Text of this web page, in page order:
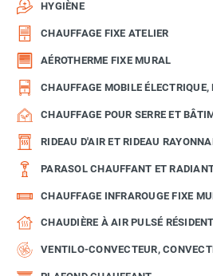
HYGIÈNE
CHAUFFAGE FIXE ATELIER
AÉROTHERME FIXE MURAL
CHAUFFAGE MOBILE
CHAUFFAGE POUR SERRE ET
RIDEAU D'AIR ET RIDEAU
PARASOL CHAUFFANT ET
CHAUFFAGE INFRAROUGE FIXE
CHAUDIÈRE À AIR PULSÉ
VENTILO-CONVECTEUR,